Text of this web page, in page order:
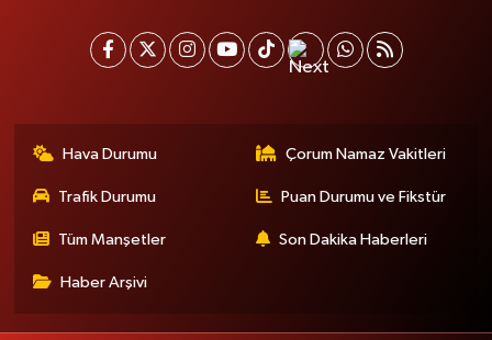
Hava Durumu Çorum Namaz Vakitleri
Trafik Durumu Puan Durumu ve Fikstür
Tüm Manşetler Son Dakika Haberleri
Haber Arşivi